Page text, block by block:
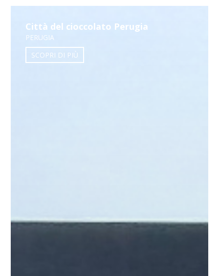
Città del cioccolato Perugia
PERUGIA
SCOPRI DI PIÙ